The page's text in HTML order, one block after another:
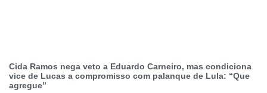
Cida Ramos nega veto a Eduardo Carneiro, mas condiciona
vice de Lucas a compromisso com palanque de Lula: “Que
agregue”